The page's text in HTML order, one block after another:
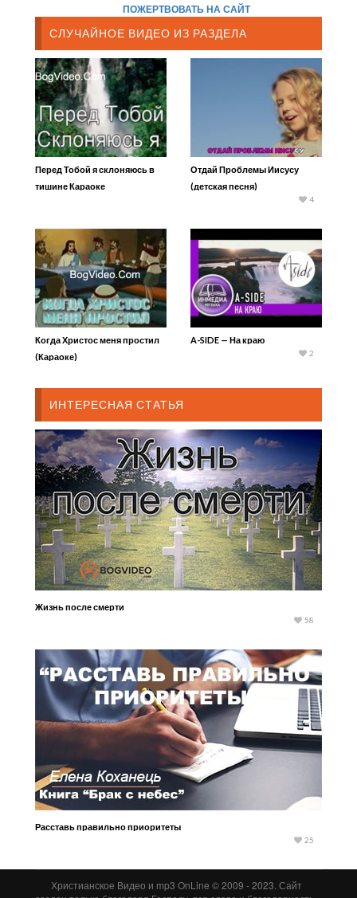
ПОЖЕРТВОВАТЬ НА САЙТ
СЛУЧАЙНОЕ ВИДЕО ИЗ РАЗДЕЛА
Перед Тобой я склоняюсь в
тишине Караоке
Отдай Проблемы Иисусу
(детская песня)
4
Когда Христос меня простил
(Караоке)
A-SIDE — На краю
2
ИНТЕРЕСНАЯ СТАТЬЯ
Жизнь после смерти
58
Расставь правильно приоритеты
25
Христианское Видео и mp3 OnLine © 2009 - 2023. Сайт